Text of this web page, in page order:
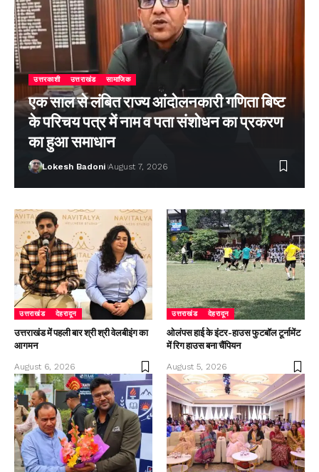
उत्तरकाशी उत्तराखंड सामाजिक
एक साल से लंबित राज्य आंदोलनकारी गणिता बिष्ट
के परिचय पत्र में नाम व पता संशोधन का प्रकरण
का हुआ समाधान
Lokesh Badoni August 7, 2026
उत्तराखंड देहरादून
उत्तराखंड में पहली बार श्री श्री वेलबीइंग का
आगमन
August 6, 2026
उत्तराखंड देहरादून
ओलंपस हाई के इंटर-हाउस फुटबॉल टूर्नामेंट
में रिग हाउस बना चैंपियन
August 5, 2026